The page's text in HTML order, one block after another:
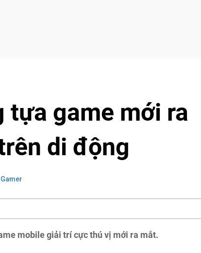
tựa game mới ra
di động
mobile giải trí cực thú vị mới ra mắt.